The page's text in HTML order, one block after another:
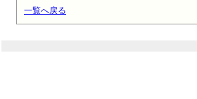
一覧へ戻る